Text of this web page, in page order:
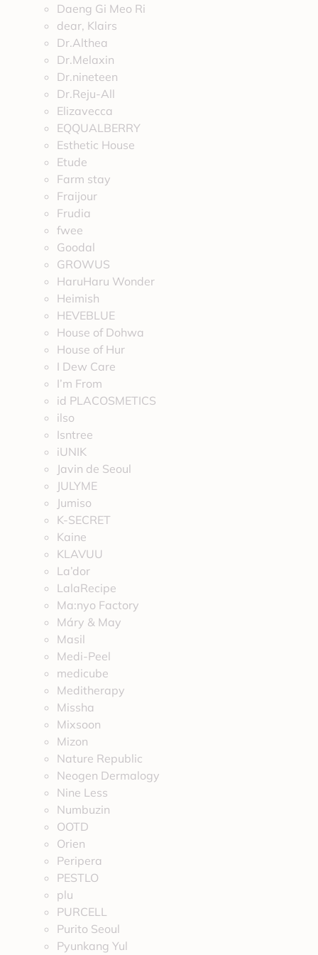
Daeng Gi Meo Ri
dear, Klairs
Dr.Althea
Dr.Melaxin
Dr.nineteen
Dr.Reju-All
Elizavecca
EQQUALBERRY
Esthetic House
Etude
Farm stay
Fraijour
Frudia
fwee
Goodal
GROWUS
HaruHaru Wonder
Heimish
HEVEBLUE
House of Dohwa
House of Hur
I Dew Care
I’m From
id PLACOSMETICS
ilso
Isntree
iUNIK
Javin de Seoul
JULYME
Jumiso
K-SECRET
Kaine
KLAVUU
La’dor
LalaRecipe
Ma:nyo Factory
Máry & May
Masil
Medi-Peel
medicube
Meditherapy
Missha
Mixsoon
Mizon
Nature Republic
Neogen Dermalogy
Nine Less
Numbuzin
OOTD
Orien
Peripera
PESTLO
plu
PURCELL
Purito Seoul
Pyunkang Yul